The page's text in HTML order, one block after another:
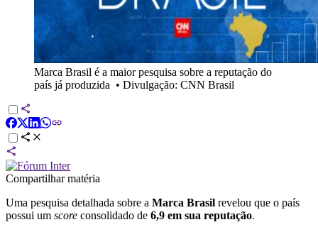
Marca Brasil é a maior pesquisa sobre a reputação do
país já produzida • Divulgação: CNN Brasil
Compartilhar matéria
Uma pesquisa detalhada sobre a Marca Brasil revelou que o país
possui um score consolidado de 6,9 em sua reputação.